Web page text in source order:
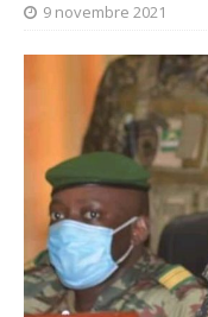
9 novembre 2021